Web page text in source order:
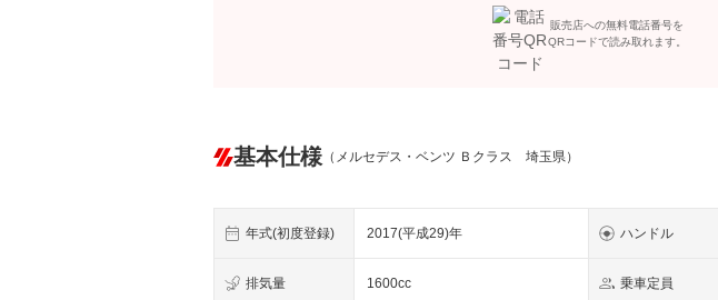
販売店への無料電話番号を
QRコードで読み取れます。
基本仕様 （メルセデス・ベンツ Ｂクラス 埼玉県）
年式(初度登録) 2017(平成29)年 ハンドル
排気量 1600cc 乗車定員